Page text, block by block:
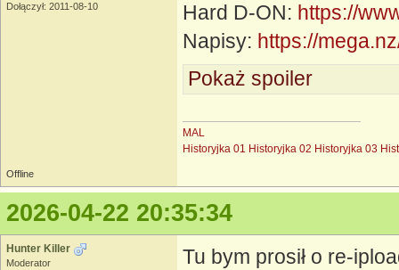
Dołączył: 2011-08-10
Hard D-ON: https://
Napisy: https://
Pokaż spoiler
MAL
Historyjka 01 Historyjka 02 Historyjka 03
Offline
2026-04-22 20:35:34
Hunter Killer
Moderator Tu bym prosił o re-